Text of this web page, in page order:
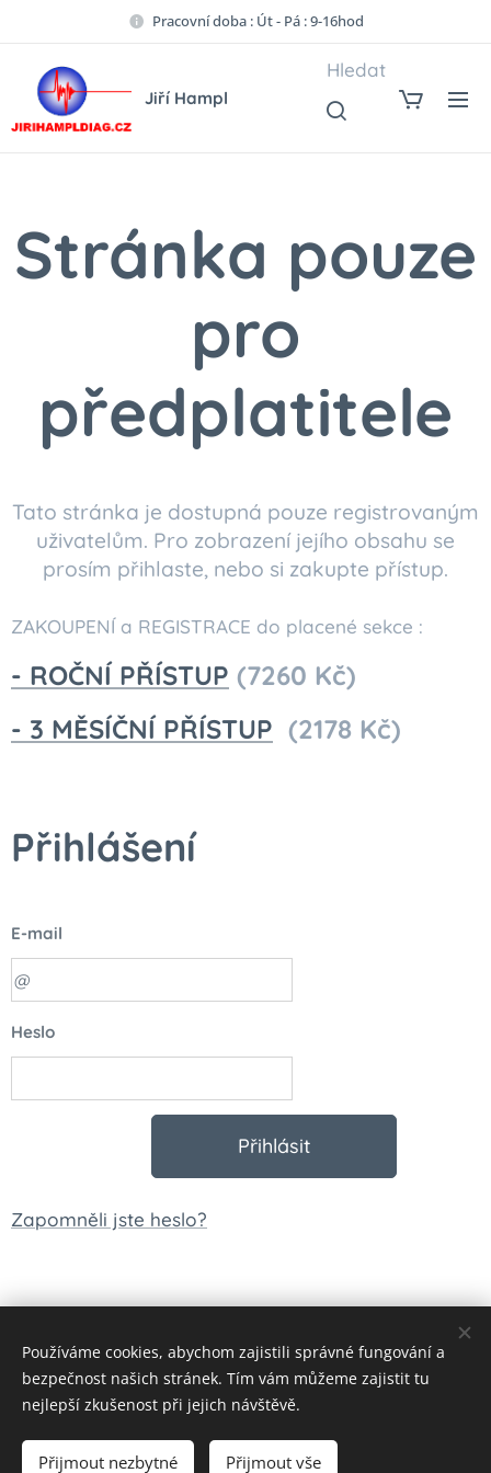
Pracovní doba : Út - Pá : 9-16hod
Jiří Hampl
Hledat
Stránka pouze
pro
předplatitele
Tato stránka je dostupná pouze registrovaným
uživatelům. Pro zobrazení jejího obsahu se
prosím přihlaste, nebo si zakupte přístup.
ZAKOUPENÍ a REGISTRACE do placené sekce :
- ROČNÍ PŘÍSTUP (7260 Kč)
- 3 MĚSÍČNÍ PŘÍSTUP (2178 Kč)
Přihlášení
E-mail
Heslo
Přihlásit
Zapomněli jste heslo?
© 2023 Všechna práva vyhrazena
Cookies
CZK Kč
EUR €
Používáme cookies, abychom zajistili správné fungování a
bezpečnost našich stránek. Tím vám můžeme zajistit tu
nejlepší zkušenost při jejich návštěvě.
Přijmout nezbytné Přijmout vše